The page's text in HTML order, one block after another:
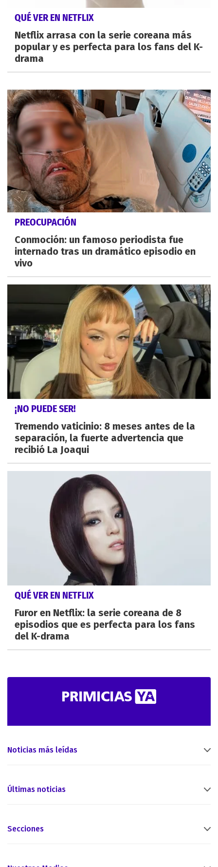
QUÉ VER EN NETFLIX
Netflix arrasa con la serie coreana más
popular y es perfecta para los fans del K-
drama
PREOCUPACIÓN
Conmoción: un famoso periodista fue
internado tras un dramático episodio en
vivo
¡NO PUEDE SER!
Tremendo vaticinio: 8 meses antes de la
separación, la fuerte advertencia que
recibió La Joaqui
QUÉ VER EN NETFLIX
Furor en Netflix: la serie coreana de 8
episodios que es perfecta para los fans
del K-drama
Noticias más leídas
Últimas noticias
Secciones